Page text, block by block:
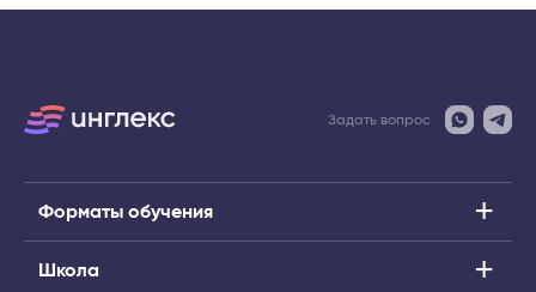
Задать вопрос
Форматы обучения
Школа